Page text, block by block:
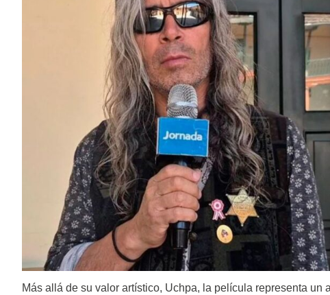
Más allá de su valor artístico, Uchpa, la película representa